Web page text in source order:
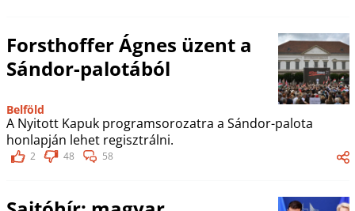
Forsthoffer Ágnes üzent a
Sándor-palotából
Belföld
A Nyitott Kapuk programsorozatra a Sándor-palota
honlapján lehet regisztrálni.
2 48 58